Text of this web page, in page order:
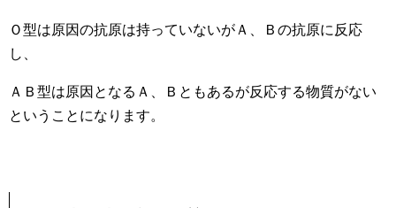
Ｏ型は原因の抗原は持っていないがＡ、Ｂの抗原に反応
し、
ＡＢ型は原因となるＡ、Ｂともあるが反応する物質がない
ということになります。